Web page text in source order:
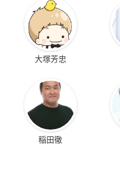
大塚芳忠
稲田徹